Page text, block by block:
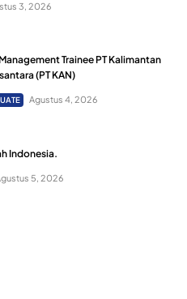
3, 2026
Trainee PT Kalimantan
(PT KAN)
Agustus 4, 2026
Indonesia.
5, 2026